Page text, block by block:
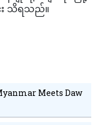
း သိရသည်။
ကြွယ် (တောင်ငူ) ဓာတ်အား
ပ်သား ၅၀၀ကျော်ကို ဂျပန်
Meets Daw